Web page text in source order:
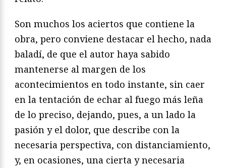
Son muchos los aciertos que contiene la
obra, pero conviene destacar el hecho, nada
baladí, de que el autor haya sabido
mantenerse al margen de los
acontecimientos en todo instante, sin caer
en la tentación de echar al fuego más leña
de lo preciso, dejando, pues, a un lado la
pasión y el dolor, que describe con la
necesaria perspectiva, con distanciamiento,
y, en ocasiones, una cierta y necesaria